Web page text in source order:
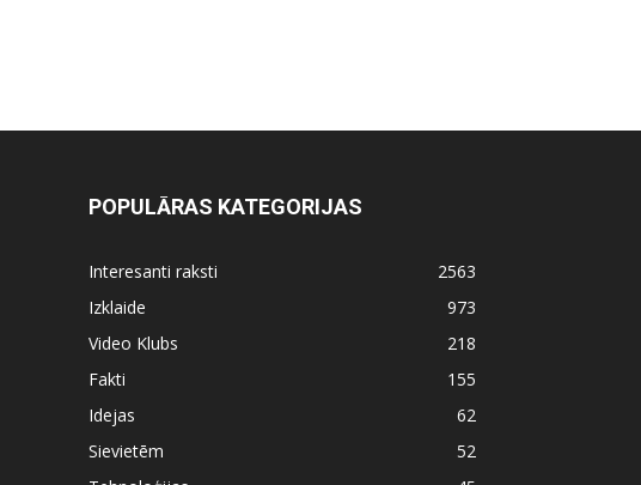
POPULĀRAS KATEGORIJAS
Interesanti raksti
2563
Izklaide
973
Video Klubs
218
Fakti
155
Idejas
62
Sievietēm
52